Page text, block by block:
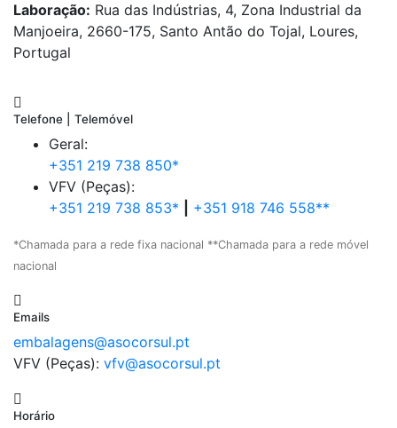
Laboração: Rua das Indústrias, 4, Zona Industrial da
Manjoeira, 2660-175, Santo Antão do Tojal, Loures,
Portugal
Telefone | Telemóvel
Geral:
+351 219 738 850*
VFV (Peças):
+351 219 738 853*
+351 918 746 558**
*Chamada para a rede fixa nacional **Chamada para a rede móvel
nacional
Emails
embalagens@asocorsul.pt
VFV (Peças): vfv@asocorsul.pt
Horário